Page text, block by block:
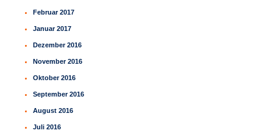
Februar 2017
Januar 2017
Dezember 2016
November 2016
Oktober 2016
September 2016
August 2016
Juli 2016